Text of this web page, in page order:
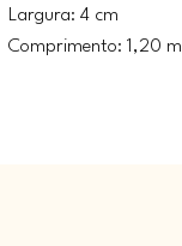
Largura: 4 cm
Comprimento: 1,20 m